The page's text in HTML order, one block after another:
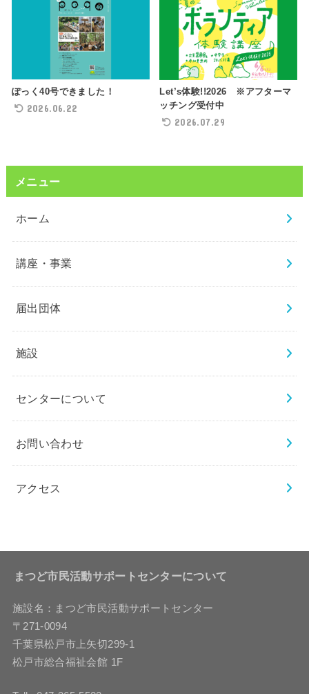
ぽっく40号できました！
2026.06.22
Let’s体験!!2026 ※アフターマ
ッチング受付中
2026.07.29
メニュー
ホーム
講座・事業
届出団体
施設
センターについて
お問い合わせ
アクセス
まつど市民活動サポートセンターについて
施設名：まつど市民活動サポートセンター
〒271-0094
千葉県松戸市上矢切299-1
松戸市総合福祉会館 1F